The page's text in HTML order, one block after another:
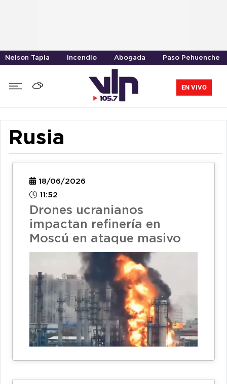
Nelson Tapia Incendio Abogada Paso Pehuenche
EN VIVO
Rusia
18/06/2026
11:52
Drones ucranianos
impactan refinería en
Moscú en ataque masivo